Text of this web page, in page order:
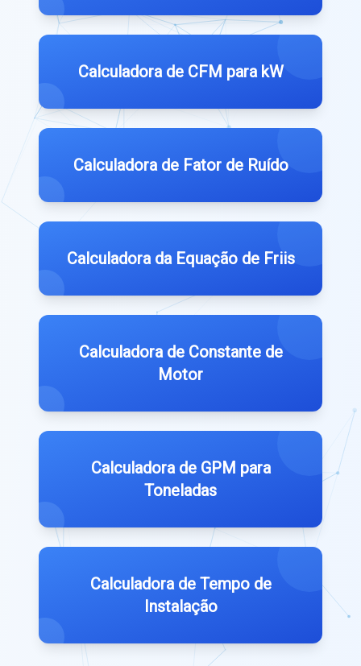
Calculadora de CFM para kW
Calculadora de Fator de Ruído
Calculadora da Equação de Friis
Calculadora de Constante de
Motor
Calculadora de GPM para
Toneladas
Calculadora de Tempo de
Instalação